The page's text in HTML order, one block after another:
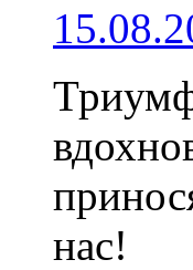
нас!